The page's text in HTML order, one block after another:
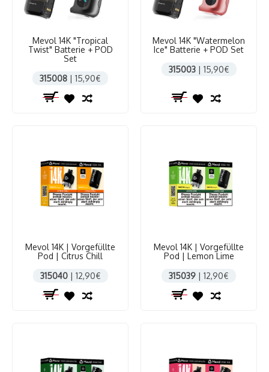
Mevol 14K "Tropical
Twist" Batterie + POD
Set
315008 | 15,90€
Mevol 14K "Watermelon
Ice" Batterie + POD Set
315003| 15,90€
Mevol 14K | Vorgefüllte
Pod | Citrus Chill
315040| 12,90€
Mevol 14K | Vorgefüllte
Pod | Lemon Lime
315039 | 12,90€